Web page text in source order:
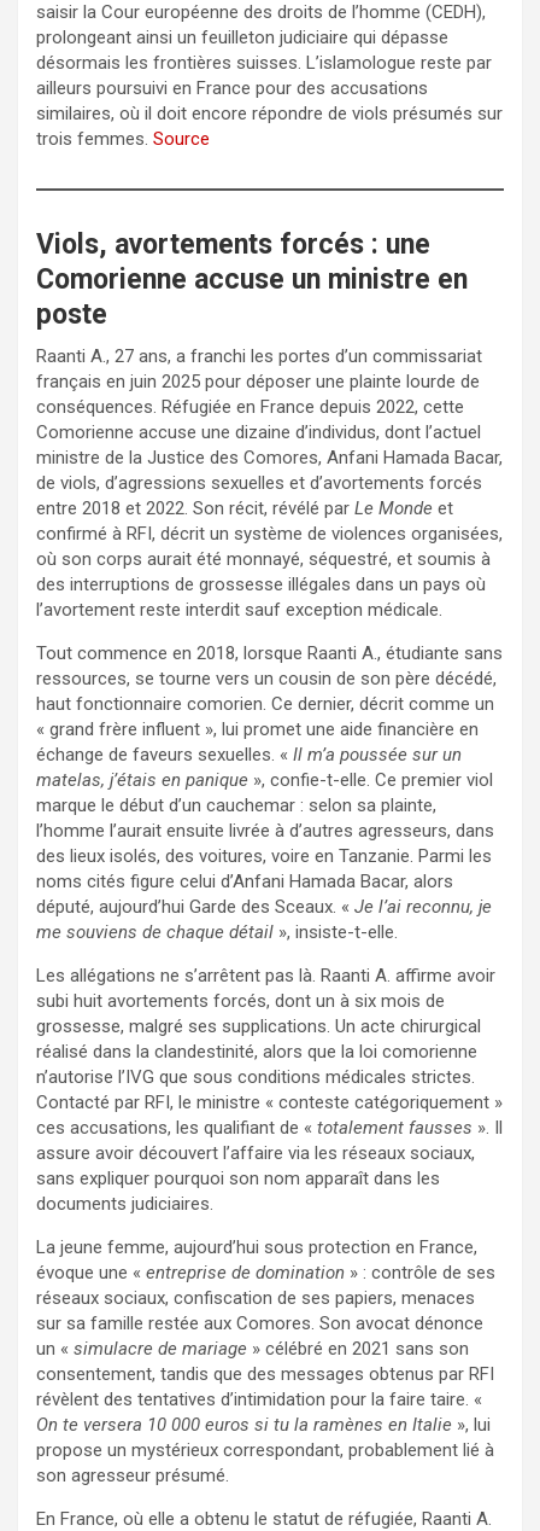
saisir la Cour européenne des droits de l’homme (CEDH),
prolongeant ainsi un feuilleton judiciaire qui dépasse
désormais les frontières suisses. L’islamologue reste par
ailleurs poursuivi en France pour des accusations
similaires, où il doit encore répondre de viols présumés sur
trois femmes. Source
Viols, avortements forcés : une
Comorienne accuse un ministre en
poste
Raanti A., 27 ans, a franchi les portes d’un commissariat
français en juin 2025 pour déposer une plainte lourde de
conséquences. Réfugiée en France depuis 2022, cette
Comorienne accuse une dizaine d’individus, dont l’actuel
ministre de la Justice des Comores, Anfani Hamada Bacar,
de viols, d’agressions sexuelles et d’avortements forcés
entre 2018 et 2022. Son récit, révélé par Le Monde et
confirmé à RFI, décrit un système de violences organisées,
où son corps aurait été monnayé, séquestré, et soumis à
des interruptions de grossesse illégales dans un pays où
l’avortement reste interdit sauf exception médicale.
Tout commence en 2018, lorsque Raanti A., étudiante sans
ressources, se tourne vers un cousin de son père décédé,
haut fonctionnaire comorien. Ce dernier, décrit comme un
« grand frère influent », lui promet une aide financière en
échange de faveurs sexuelles. « Il m’a poussée sur un
matelas, j’étais en panique », confie-t-elle. Ce premier viol
marque le début d’un cauchemar : selon sa plainte,
l’homme l’aurait ensuite livrée à d’autres agresseurs, dans
des lieux isolés, des voitures, voire en Tanzanie. Parmi les
noms cités figure celui d’Anfani Hamada Bacar, alors
député, aujourd’hui Garde des Sceaux. « Je l’ai reconnu, je
me souviens de chaque détail », insiste-t-elle.
Les allégations ne s’arrêtent pas là. Raanti A. affirme avoir
subi huit avortements forcés, dont un à six mois de
grossesse, malgré ses supplications. Un acte chirurgical
réalisé dans la clandestinité, alors que la loi comorienne
n’autorise l’IVG que sous conditions médicales strictes.
Contacté par RFI, le ministre « conteste catégoriquement »
ces accusations, les qualifiant de « totalement fausses ». Il
assure avoir découvert l’affaire via les réseaux sociaux,
sans expliquer pourquoi son nom apparaît dans les
documents judiciaires.
La jeune femme, aujourd’hui sous protection en France,
évoque une « entreprise de domination » : contrôle de ses
réseaux sociaux, confiscation de ses papiers, menaces
sur sa famille restée aux Comores. Son avocat dénonce
un « simulacre de mariage » célébré en 2021 sans son
consentement, tandis que des messages obtenus par RFI
révèlent des tentatives d’intimidation pour la faire taire. «
On te versera 10 000 euros si tu la ramènes en Italie », lui
propose un mystérieux correspondant, probablement lié à
son agresseur présumé.
En France, où elle a obtenu le statut de réfugiée, Raanti A.